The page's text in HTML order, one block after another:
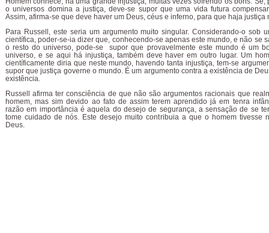
o universos domina a justiça, deve-se supor que uma vida futura
Assim, afirma-se que deve haver um Deus, céus e inferno, para que haja justiça
Para Russell, este seria um argumento muito singular. Considerando-o sob
científica, poder-se-ia dizer que, conhecendo-se apenas este mundo, e não se
o resto do universo, pode-se supor que provavelmente este mundo é um
universo, e se aqui há injustiça, também deve haver em outro lugar. Um
científicamente diria que neste mundo, havendo tanta injustiça, tem-se
supor que justiça governe o mundo. É um argumento contra a existência de
existência.
Russell afirma ter consciência de que não são argumentos racionais que
homem, mas sim devido ao fato de assim terem aprendido já em tenra
razão em importância é aquela do desejo de segurança, a sensação de se
tome cuidado de nós. Este desejo muito contribuia a que o homem tivesse
Deus.